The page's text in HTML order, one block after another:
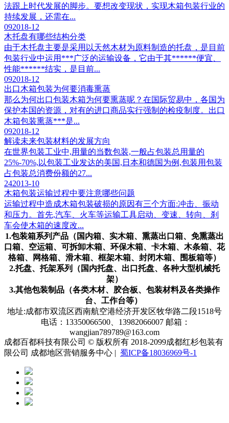
法跟上时代发展的脚步。要想改变现状，实现木箱包装行业的
持续发展，还需在...
092018-12
木托盘有哪些结构分类
由于木托盘主要是采用以天然木材为原料制造的托盘，是目前
包装行业中运用***广泛的运输设备，它由于其******便宜、
性能******结实，是目前...
092018-12
出口木箱包装为何要消毒熏蒸
那么为何出口包装木箱为何要熏蒸呢？在国际贸易中，各国为
保护本国的资源，对有的进口商品实行强制的检疫制度。出口
木箱包装熏蒸***是...
092018-12
解读未来包装材料的发展方向
在世界包装工业中,用量的当数包装,一般占包装总用量的
25%-70%,以包装工业发达的美国,日本和德国为例,包装用包装
占包装总消费份额的27...
242013-10
木箱包装运输过程中要注意哪些问题
运输过程中造成木箱包装破损的原因有三个方面:冲击、振动
和压力。首先,汽车、火车等运输工具启动、变速、转向、刹
车会使木箱的速度改...
1.包装箱系列产品（国内箱、实木箱、熏蒸出口箱、免熏蒸出
口箱、空运箱、可拆卸木箱、环保木箱、卡木箱、木条箱、花
格箱、网格箱、滑木箱、框架木箱、封闭木箱、围板箱等）
2.托盘、托架系列（国内托盘、出口托盘、各种大型机械托
架）
3.其他包装制品（各类木材、胶合板、包装材料及各类操作
台、工作台等）
地址:成都市双流区西南航空港经济开发区牧华路二段1518号
电话：13350066500、13982066007 邮箱：
wangjian789789@163.com
成都百都科技有限公司 © 版权所有 2018-2099成都红杉包装有
限公司 成都地区营销服务中心 | 蜀ICP备18036969号-1